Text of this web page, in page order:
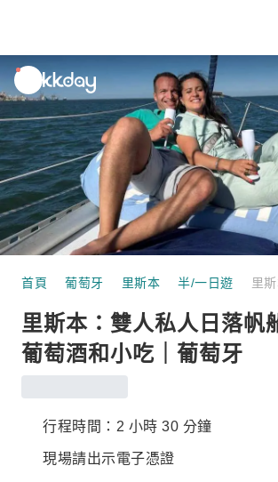
unread
notifications
首頁 葡萄牙 里斯本 半/一日遊
里斯本：雙人私人日落帆
葡萄酒和小吃｜葡萄牙
行程時間：2 小時 30 分鐘
現場請出示電子憑證